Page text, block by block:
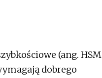
(ang. HSM
dobrego